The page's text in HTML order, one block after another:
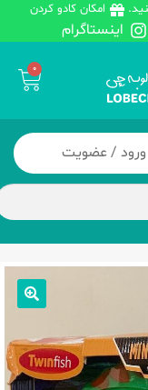
امکان کادو کردن
اینستاگرام
0
ورود / عضویت